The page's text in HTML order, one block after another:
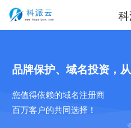
品牌保护、域名投资，
您值得依赖的域名注册商
百万客户的共同选择！